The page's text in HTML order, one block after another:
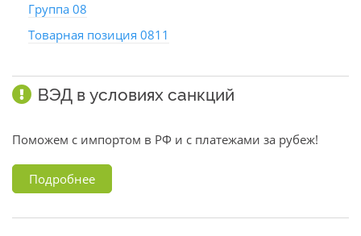
Группа 08
Товарная позиция 0811
ВЭД в условиях санкций
Поможем с импортом в РФ и с платежами за рубеж!
Подробнее